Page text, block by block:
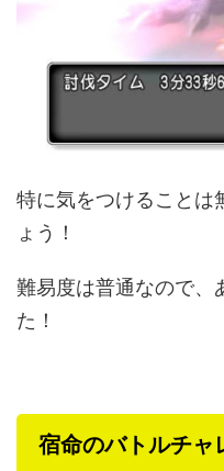
特に気をつけることは
ょう！
難易度は普通なので、
た！
宿命のバトルチャ